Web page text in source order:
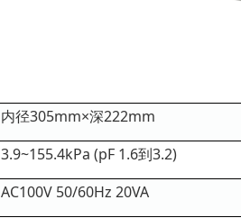
内径305mm×深222mm
3.9~155.4kPa (pF 1.6到3.2)
AC100V 50/60Hz 20VA